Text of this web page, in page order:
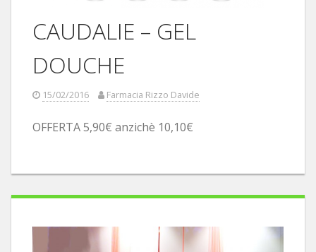
CAUDALIE – GEL
DOUCHE
15/02/2016 Farmacia Rizzo Davide
OFFERTA 5,90€ anzichè 10,10€